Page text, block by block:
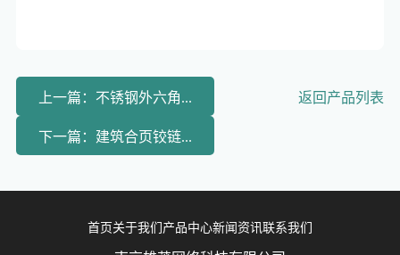
上一篇：不锈钢外六角... 返回产品列表
下一篇：建筑合页铰链...
首页 关于我们 产品中心新闻资讯联系我们